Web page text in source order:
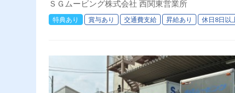
ＳＧムービング株式会社 西関東営業所
特典あり 賞与あり 交通費支給 昇給あり 休日8日以